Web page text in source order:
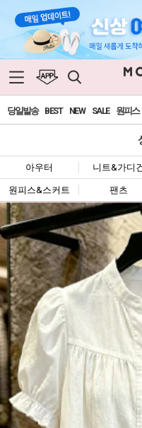
당일발송 BEST NEW SALE 원피스
아우터 니트&가디
원피스&스커트 팬츠